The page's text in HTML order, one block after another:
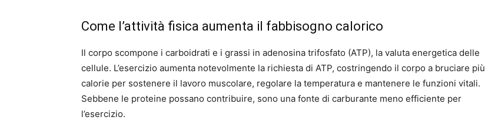
Come l’attività fisica aumenta il fabbisogno calorico
Il corpo scompone i carboidrati e i grassi in adenosina trifosfato (ATP), la valuta energetica delle
cellule. L’esercizio aumenta notevolmente la richiesta di ATP, costringendo il corpo a bruciare più
calorie per sostenere il lavoro muscolare, regolare la temperatura e mantenere le funzioni vitali.
Sebbene le proteine ​​possano contribuire, sono una fonte di carburante meno efficiente per
l’esercizio.